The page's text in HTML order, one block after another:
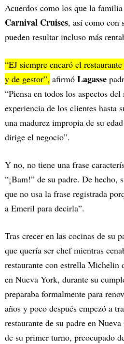
Acuerdos como los que la
Carnival Cruises, así como con
pueden resultar incluso más
“EJ siempre encaró el
y de gestor”, afirmó Lagasse
“Piensa en todos los aspectos
experiencia de los clientes hasta
una madurez impropia de su
dirige el negocio”.
Y no, no tiene una frase
“¡Bam!” de su padre. De hecho,
que no usa la frase registrada
a Emeril para decirla”.
Tras crecer en las cocinas de su
que quería ser chef mientras
restaurante con estrella Michelin
en Nueva York, durante su
preparaba formalmente para
años y poco después empezó a
restaurante de su padre en
de su primer turno, preocupado